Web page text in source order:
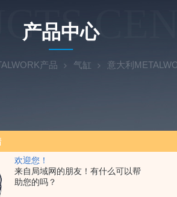
欢迎您！
来自局域网的朋友！有什么可以帮
助您的吗？
产品中心
产品 气缸 意大利
180-4E1-AC220V代理金器Mindman电磁